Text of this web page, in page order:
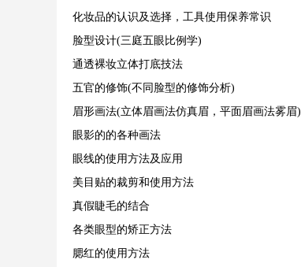
化妆品的认识及选择，工具使用保养常识
脸型设计(三庭五眼比例学)
通透裸妆立体打底技法
五官的修饰(不同脸型的修饰分析)
眉形画法(立体眉画法仿真眉，平面眉画法雾眉)
眼影的的各种画法
眼线的使用方法及应用
美目贴的裁剪和使用方法
真假睫毛的结合
各类眼型的矫正方法
腮红的使用方法